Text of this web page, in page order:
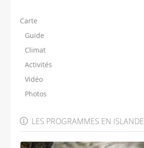
Carte
Guide
Climat
Activités
Vidéo
Photos
LES PROGRAMMES EN ISLANDE